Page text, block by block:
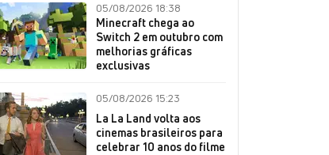
05/08/2026 18:38
Minecraft chega ao
Switch 2 em outubro com
melhorias gráficas
exclusivas
05/08/2026 15:23
La La Land volta aos
cinemas brasileiros para
celebrar 10 anos do filme